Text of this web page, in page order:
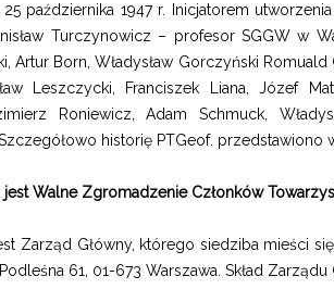
października 1947 r. Inicjatorem
Turczynowicz – profesor SGGW w
Artur Born, Władysław Gorczyński
Leszczycki, Franciszek Liana, Józef
Roniewicz, Adam Schmuck,
historię PTGeof. przedstawiono
jest Walne Zgromadzenie Członków
Zarząd Główny, którego siedziba mieści
61, 01-673 Warszawa. Skład